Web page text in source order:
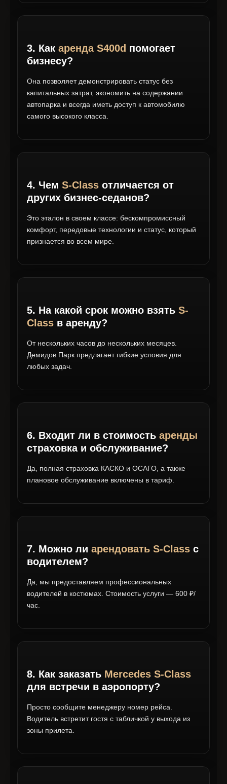
3. Как аренда S400d помогает
бизнесу?
Она позволяет демонстрировать статус без
капитальных затрат, экономить на содержании
автопарка и всегда иметь доступ к автомобилю
самого высокого класса.
4. Чем S-Class отличается от
других бизнес-седанов?
Это эталон в своем классе: бескомпромиссный
комфорт, передовые технологии и статус, который
признается во всем мире.
5. На какой срок можно взять S-
Class в аренду?
От нескольких часов до нескольких месяцев.
Демидов Парк предлагает гибкие условия для
любых задач.
6. Входит ли в стоимость аренды
страховка и обслуживание?
Да, полная страховка КАСКО и ОСАГО, а также
плановое обслуживание включены в тариф.
7. Можно ли арендовать S-Class с
водителем?
Да, мы предоставляем профессиональных
водителей в костюмах. Стоимость услуги — 600 ₽/
час.
8. Как заказать Mercedes S-Class
для встречи в аэропорту?
Просто сообщите менеджеру номер рейса.
Водитель встретит гостя с табличкой у выхода из
зоны прилета.